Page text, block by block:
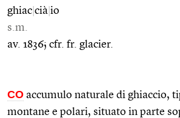
ghiac cià io
s.m.
av. 1836; cfr. fr. glacier.
CO accumulo naturale di ghiaccio,
montane e polari, situato in parte